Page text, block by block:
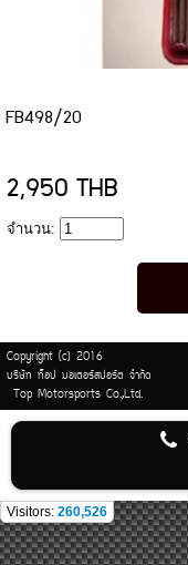
FB498/20
2,950 THB
จำนวน:
Copyright (c) 2016
บริษัท ท็อป มอเตอร์สปอร์ต จำกัด
Top Motorsports Co.,Ltd.
Visitors: 260,526